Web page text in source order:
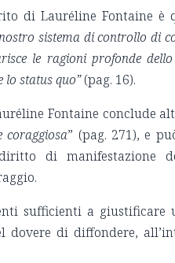
di Lauréline Fontaine è
sistema di controllo di
le ragioni profonde
lo status quo”(pag. 16).
Fontaine conclude
coraggiosa” (pag. 271), e
di manifestazione
sufficienti a giustificare
dovere di diffondere,